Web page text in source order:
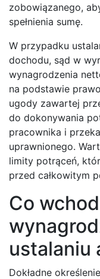
zobowiązanego,
spełnienia sumę.
W przypadku
dochodu, sąd w
wynagrodzenia
na podstawie
ugody zawartej
do dokonywania
pracownika i
uprawnionego.
limity potrąceń,
przed całkowitym
Co
ustalaniu
Dokładne